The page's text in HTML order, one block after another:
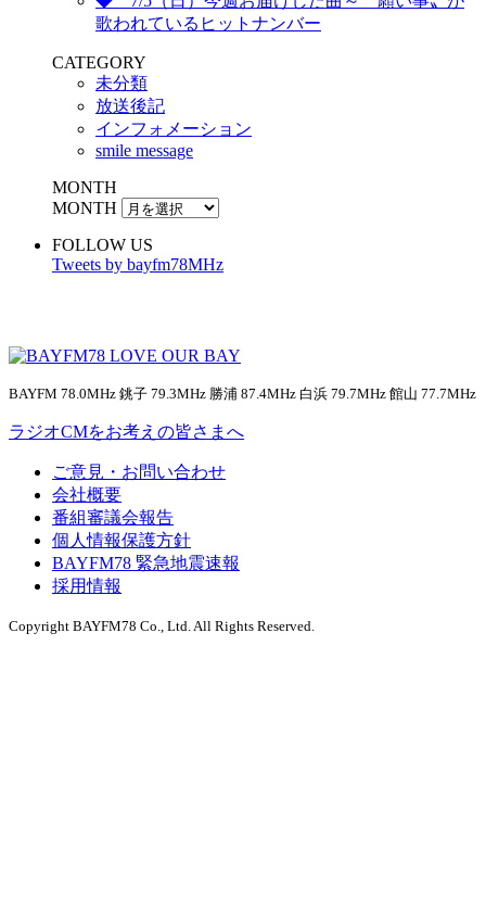
歌われているヒットナンバー
CATEGORY
未分類
放送後記
インフォメーション
smile message
MONTH
MONTH
FOLLOW US
Tweets by bayfm78MHz
BAYFM 78.0MHz 銚子 79.3MHz 勝浦 87.4MHz 白浜 79.7MHz 館山 77.7MHz
ラジオCMをお考えの皆さまへ
ご意見・お問い合わせ
会社概要
番組審議会報告
個人情報保護方針
BAYFM78 緊急地震速報
採用情報
Copyright BAYFM78 Co., Ltd. All Rights Reserved.